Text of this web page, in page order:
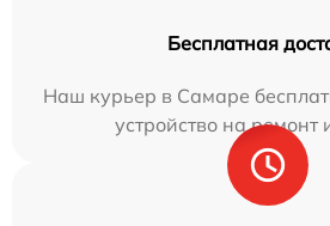
Бесплатная
Наш курьер в Самаре
устройство на ремонт